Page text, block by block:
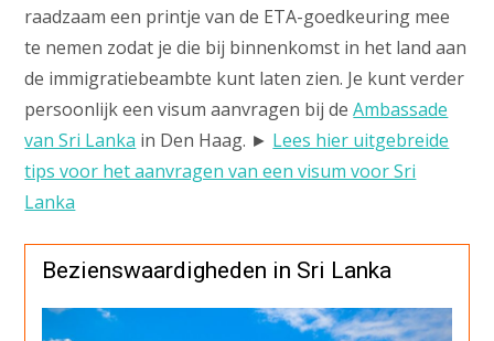
raadzaam een printje van de ETA-goedkeuring mee
te nemen zodat je die bij binnenkomst in het land aan
de immigratiebeambte kunt laten zien. Je kunt verder
persoonlijk een visum aanvragen bij deAmbassade
van Sri Lanka in Den Haag. ► Lees hier uitgebreide
tips voor het aanvragen van een visum voor Sri
Lanka
Bezienswaardigheden in Sri Lanka